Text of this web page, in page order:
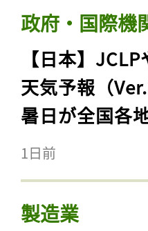
政府・国際機
【日本】
天気予報（
暑日が全国各
1日前
製造業